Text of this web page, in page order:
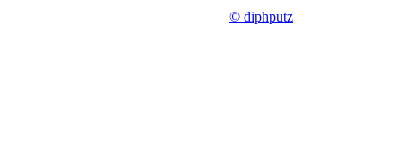
© diphputz